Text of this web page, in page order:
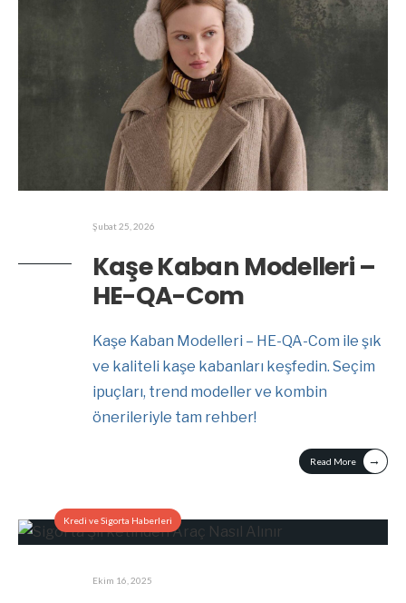
Şubat 25, 2026
Kaşe Kaban Modelleri –
HE-QA-Com
Kaşe Kaban Modelleri – HE-QA-Com ile şık
ve kaliteli kaşe kabanları keşfedin. Seçim
ipuçları, trend modeller ve kombin
önerileriyle tam rehber!
Read More →
Kredi ve Sigorta Haberleri
Ekim 16, 2025